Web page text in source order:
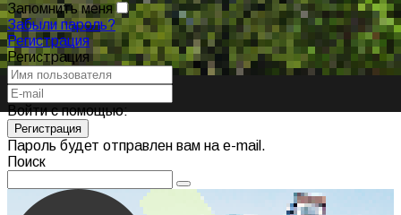
Запомнить меня
Забыли пароль?
Регистрация
Регистрация
Войти с помощью:
Пароль будет отправлен вам на e-mail.
Поиск